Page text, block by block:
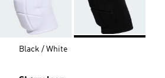
Black / White